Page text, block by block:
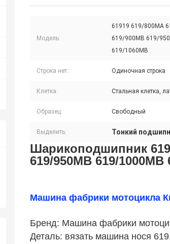
Модель:
61919 619/800MA
619/900MB 619/
619/1060MB
Строка нет.: Одиночная строка
Клетка: Стальная клетка,
Образец: Свободный
Выделить: Тонкий
Шарикоподшипник
619/950MB 619/
Машина фабрики мотоцикла
Бренд: Машина фабрики
Деталь: вязать машина нося